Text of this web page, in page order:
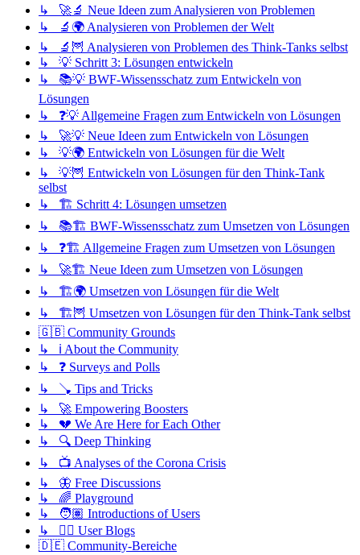
↳ 🚀🔬 Neue Ideen zum Analysieren von Problemen
↳ 🔬🌍 Analysieren von Problemen der Welt
↳ 🔬🦉 Analysieren von Problemen des Think-Tanks selbst
↳ 💡 Schritt 3: Lösungen entwickeln
↳ 📚💡 BWF-Wissensschatz zum Entwickeln von
Lösungen
↳ ❓💡 Allgemeine Fragen zum Entwickeln von Lösungen
↳ 🚀💡 Neue Ideen zum Entwickeln von Lösungen
↳ 💡🌍 Entwickeln von Lösungen für die Welt
↳ 💡🦉 Entwickeln von Lösungen für den Think-Tank
selbst
↳ 🏗️ Schritt 4: Lösungen umsetzen
↳ 📚🏗️ BWF-Wissensschatz zum Umsetzen von Lösungen
↳ ❓🏗️ Allgemeine Fragen zum Umsetzen von Lösungen
↳ 🚀🏗️ Neue Ideen zum Umsetzen von Lösungen
↳ 🏗️🌍 Umsetzen von Lösungen für die Welt
↳ 🏗️🦉 Umsetzen von Lösungen für den Think-Tank selbst
🇬🇧 Community Grounds
↳ ℹ️ About the Community
↳ ❓ Surveys and Polls
↳ 🪠 Tips and Tricks
↳ 🚀 Empowering Boosters
↳ 💔 We Are Here for Each Other
↳ 🔍 Deep Thinking
↳ 📺 Analyses of the Corona Crisis
↳ 🦋 Free Discussions
↳ 🌈 Playground
↳ 🧑🏽 Introductions of Users
↳ ✍🏽 User Blogs
🇩🇪 Community-Bereiche